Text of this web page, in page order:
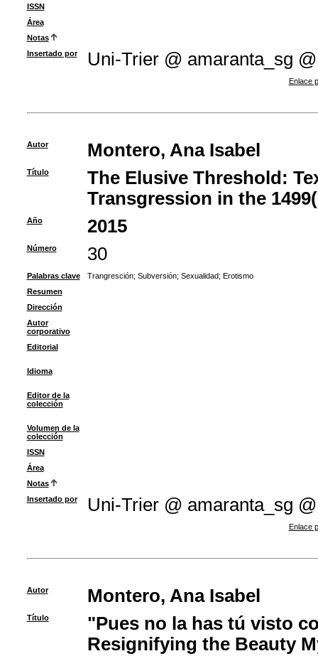
ISSN
Área
Notas
Insertado por
Uni-Trier @ amaranta_sg @
Enlace
Autor Montero, Ana Isabel
Título
The Elusive Threshold:
Transgression in the
Año 2015
Número 30
Palabras clave Trangresción; Subversión; Sexualidad; Erotismo
Resumen
Dirección
Autor
corporativo
Editorial
Idioma
Editor de la
colección
Volumen de la
colección
ISSN
Área
Notas
Insertado por
Uni-Trier @ amaranta_sg @
Enlace
Autor Montero, Ana Isabel
Título
"Pues no la has tú visto
Resignifying the Beauty